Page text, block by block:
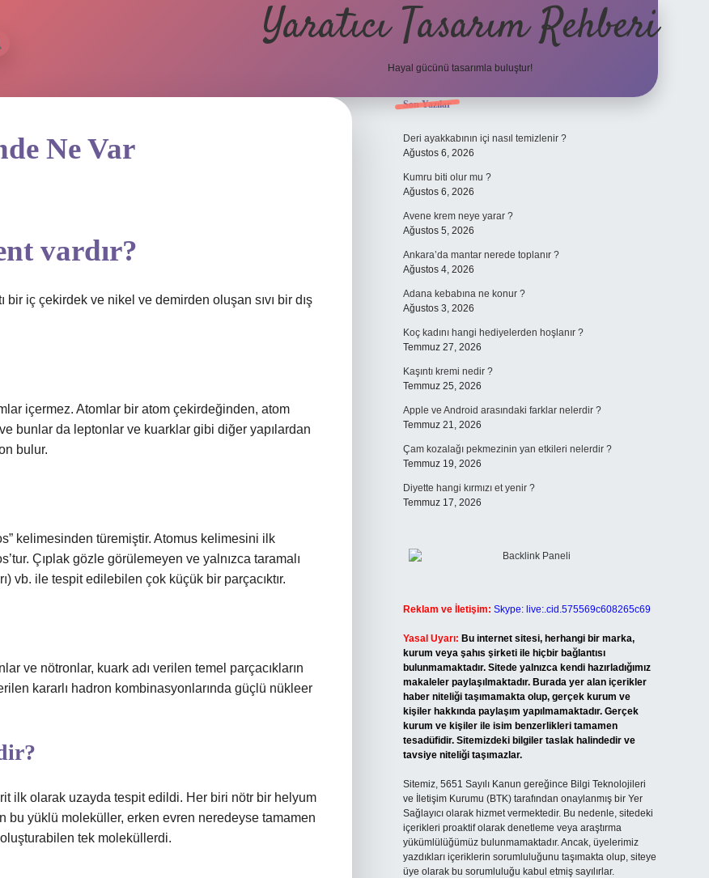
Yaratıcı Tasarım Rehberi
Hayal gücünü tasarımla buluştur!
Ne Var
vardır?
iç çekirdek ve nikel ve demirden oluşan sıvı bir dış
içermez. Atomlar bir atom çekirdeğinden, atom
bunlar da leptonlar ve kuarklar gibi diğer yapılardan
bulur.
kelimesinden türemiştir. Atomus kelimesini ilk
Çıplak gözle görülemeyen ve yalnızca taramalı
vb. ile tespit edilebilen çok küçük bir parçacıktır.
ve nötronlar, kuark adı verilen temel parçacıkların
kararlı hadron kombinasyonlarında güçlü nükleer
ilk olarak uzayda tespit edildi. Her biri nötr bir helyum
yüklü moleküller, erken evren neredeyse tamamen
tek moleküllerdi.
Sidebar
Son Yazılar
Deri ayakkabının içi nasıl temizlenir ?
Ağustos 6, 2026
Kumru biti olur mu ?
Ağustos 6, 2026
Avene krem neye yarar ?
Ağustos 5, 2026
Ankara’da mantar nerede toplanır ?
Ağustos 4, 2026
Adana kebabına ne konur ?
Ağustos 3, 2026
Koç kadını hangi hediyelerden hoşlanır ?
Temmuz 27, 2026
Kaşıntı kremi nedir ?
Temmuz 25, 2026
Apple ve Android arasındaki farklar nelerdir ?
Temmuz 21, 2026
Çam kozalağı pekmezinin yan etkileri nelerdir ?
Temmuz 19, 2026
Diyette hangi kırmızı et yenir ?
Temmuz 17, 2026
Reklam ve İletişim: Skype: live:.cid.575569c608265c69
Yasal Uyarı: Bu internet sitesi, herhangi bir marka,
kurum veya şahıs şirketi ile hiçbir bağlantısı
bulunmamaktadır. Sitede yalnızca kendi hazırladığımız
makaleler paylaşılmaktadır. Burada yer alan içerikler
haber niteliği taşımamakta olup, gerçek kurum ve
kişiler hakkında paylaşım yapılmamaktadır. Gerçek
kurum ve kişiler ile isim benzerlikleri tamamen
tesadüfidir. Sitemizdeki bilgiler taslak halindedir ve
tavsiye niteliği taşımazlar.
Sitemiz, 5651 Sayılı Kanun gereğince Bilgi Teknolojileri
ve İletişim Kurumu (BTK) tarafından onaylanmış bir Yer
Sağlayıcı olarak hizmet vermektedir. Bu nedenle, sitedeki
içerikleri proaktif olarak denetleme veya araştırma
yükümlülüğümüz bulunmamaktadır. Ancak, üyelerimiz
yazdıkları içeriklerin sorumluluğunu taşımakta olup, siteye
üye olarak bu sorumluluğu kabul etmiş sayılırlar.